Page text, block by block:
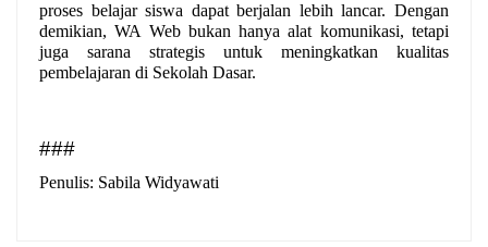
proses belajar siswa dapat berjalan lebih lancar. Dengan
demikian, WA Web bukan hanya alat komunikasi, tetapi
juga sarana strategis untuk meningkatkan kualitas
pembelajaran di Sekolah Dasar.
###
Penulis: Sabila Widyawati